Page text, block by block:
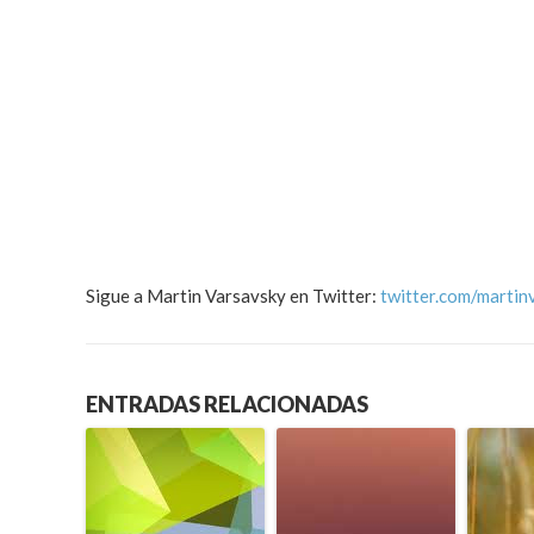
Sigue a Martin Varsavsky en Twitter: twitter.com/
ENTRADAS RELACIONADAS